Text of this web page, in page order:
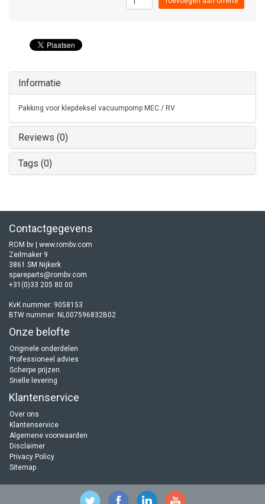
Informatie
Pakking voor klepdeksel vacuumpomp MEC / RV
Reviews (0)
Tags (0)
Contactgegevens
ROM bv | www.rombv.com
Zeilmaker 9
3861 SM Nijkerk
spareparts@rombv.com
+31(0)33 205 80 00
KvK nummer: 9058153
BTW nummer: NL007596832B02
Onze belofte
Originele onderdelen
Professioneel advies
Scherpe prijzen
Snelle levering
Klantenservice
Over ons
Klantenservice
Algemene voorwaarden
Disclaimer
Privacy Policy
Sitemap